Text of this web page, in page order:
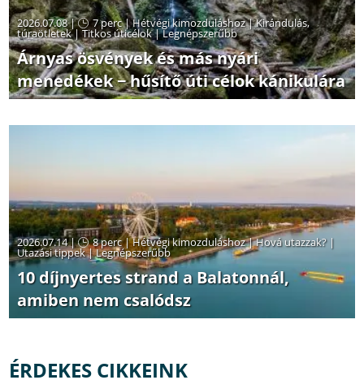
2026.07.08 | 7 perc|Hétvégi kimozduláshoz|Kirándulás,
túraötletek|Titkos úticélok|Legnépszerűbb
Árnyas ösvények és más nyári
menedékek − hűsítő úti célok kánikulára
2026.07.14 | 8 perc|Hétvégi kimozduláshoz|Hová utazzak? |
Utazási tippek|Legnépszerűbb
10 díjnyertes strand a Balatonnál,
amiben nem csalódsz
ÉRDEKES CIKKEINK